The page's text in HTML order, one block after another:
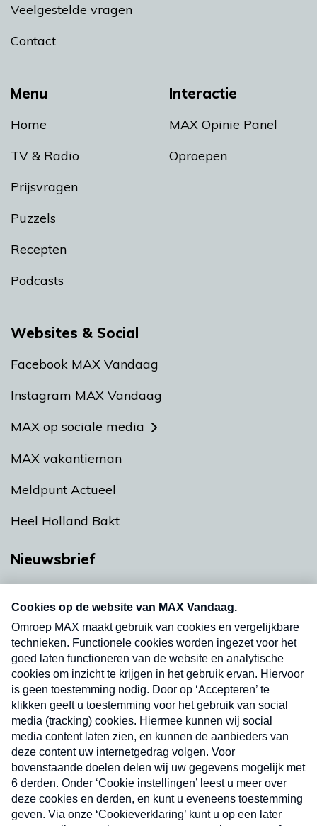
Menu
Home
TV & Radio
Prijsvragen
Puzzels
Recepten
Podcasts
Interactie
MAX Opinie Panel
Oproepen
Veelgestelde vragen
Contact
Websites & Social
Facebook MAX Vandaag
Instagram MAX Vandaag
MAX op sociale media
MAX vakantieman
Meldpunt Actueel
Heel Holland Bakt
Nieuwsbrief
nieuwsbrief. Elke vrijdag- en dinsdagochtend in
uw mailbox.
Verzend
Nieuwsbrief